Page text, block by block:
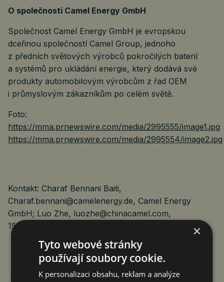
O společnosti Camel Energy GmbH
Společnost Camel Energy GmbH je evropskou
dceřinou společností Camel Group, jednoho
z předních světových výrobců pokročilých baterií
a systémů pro ukládání energie, který dodává své
produkty automobilovým výrobcům z řad OEM
i průmyslovým zákazníkům po celém světě.
Foto:
https://mma.prnewswire.com/media/2995555/image1.jpg
https://mma.prnewswire.com/media/2995554/image2.jpg
Kontakt: Charaf Bennani Baiti,
Charaf.bennani@camelenergy.de, Camel Energy
GmbH; Luo Zhe, luozhe@chinacamel.com,
15972023668
×
Tyto webové stránky
používají soubory cookie.
K personalizaci obsahu, reklam a analýze